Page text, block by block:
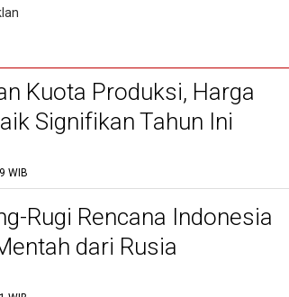
Kuota Produksi, Harga
Signifikan Tahun Ini
WIB
Rugi Rencana Indonesia
dari Rusia